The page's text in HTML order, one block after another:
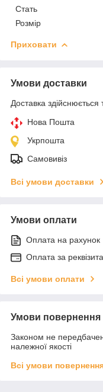
Стать
Розмір
Приховати
Умови доставки
Доставка здійснюється
Нова Пошта
Укрпошта
Самовивіз
Всі умови доставки
Умови оплати
Оплата на рахунок
Оплата за
Всі умови оплати
Умови повернення
Законом не
належної якості
Всі умови